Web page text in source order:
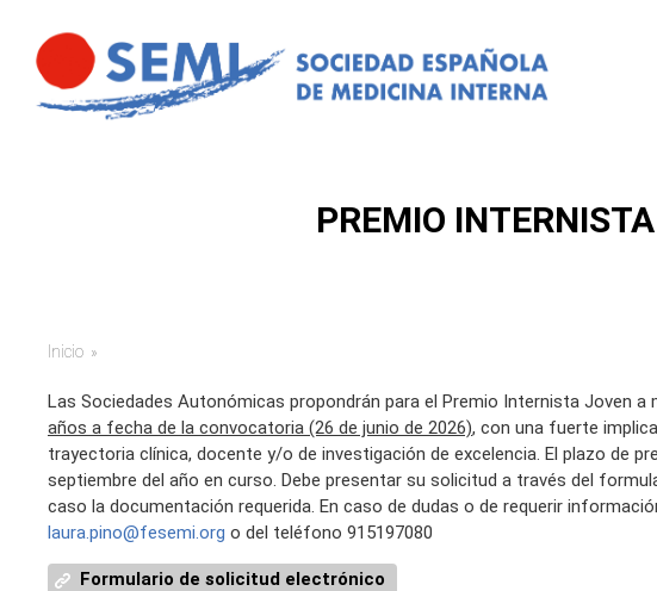
PREMIO
Usted está aquí
Inicio
Las Sociedades Autonómicas propondrán para el Premio Internista Joven
años a fecha de la convocatoria (26 de junio de 2026), con una fuerte
trayectoria clínica, docente y/o de investigación de excelencia. El plazo de
septiembre del año en curso. Debe presentar su solicitud a través del
caso la documentación requerida. En caso de dudas o de requerir
laura.pino@fesemi.org o del teléfono 915197080
Formulario de solicitud electrónico